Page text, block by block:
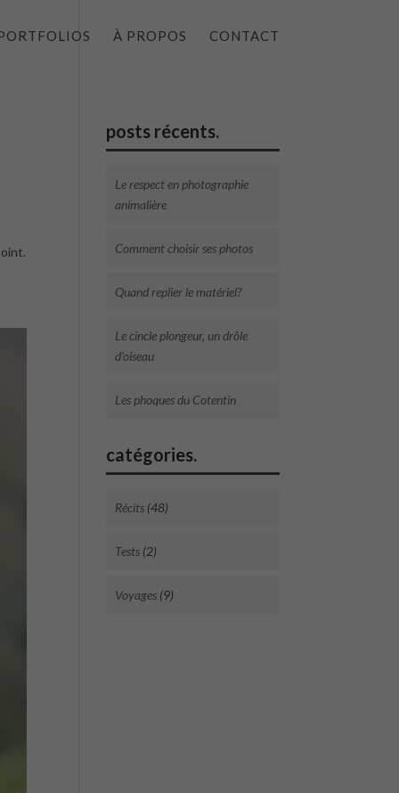
À PROPOS CONTACT
posts récents.
Le respect en photographie
animalière
Comment choisir ses photos
Quand replier le matériel?
Le cincle plongeur, un drôle
d’oiseau
Les phoques du Cotentin
catégories.
Récits (48)
Tests (2)
Voyages (9)